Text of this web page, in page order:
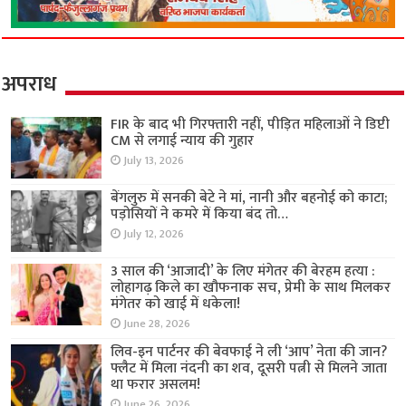
अपराध
FIR के बाद भी गिरफ्तारी नहीं, पीड़ित महिलाओं ने डिप्टी
CM से लगाई न्याय की गुहार
July 13, 2026
बेंगलुरु में सनकी बेटे ने मां, नानी और बहनोई को काटा;
पड़ोसियों ने कमरे में किया बंद तो…
July 12, 2026
3 साल की ‘आजादी’ के लिए मंगेतर की बेरहम हत्या :
लोहागढ़ किले का खौफनाक सच, प्रेमी के साथ मिलकर
मंगेतर को खाई में धकेला!
June 28, 2026
लिव-इन पार्टनर की बेवफाई ने ली ‘आप’ नेता की जान?
फ्लैट में मिला नंदनी का शव, दूसरी पत्नी से मिलने जाता
था फरार असलम!